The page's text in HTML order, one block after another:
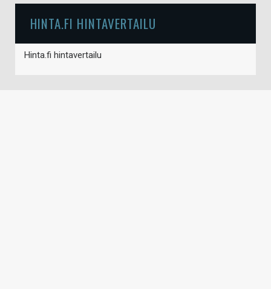
HINTA.FI HINTAVERTAILU
Hinta.fi hintavertailu